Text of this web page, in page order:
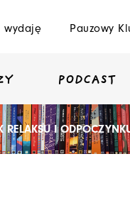
wydaję Pauzowy
PODCAST
I